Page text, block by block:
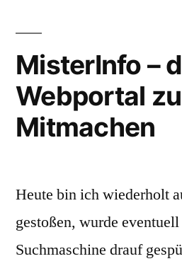
MisterInfo –
Webportal
Mitmachen
Heute bin ich wiederholt
gestoßen, wurde
Suchmaschine drauf